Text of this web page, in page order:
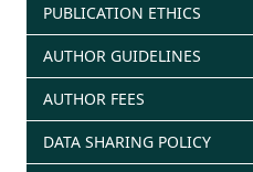
PUBLICATION ETHICS
AUTHOR GUIDELINES
AUTHOR FEES
DATA SHARING POLICY